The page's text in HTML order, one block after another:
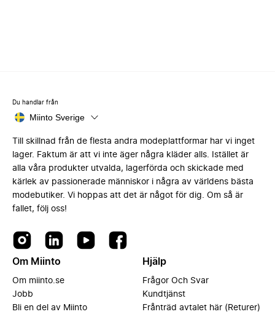
Du handlar från
Miinto Sverige
Till skillnad från de flesta andra modeplattformar har vi inget
lager. Faktum är att vi inte äger några kläder alls. Istället är
alla våra produkter utvalda, lagerförda och skickade med
kärlek av passionerade människor i några av världens bästa
modebutiker. Vi hoppas att det är något för dig. Om så är
fallet, följ oss!
Om Miinto
Om miinto.se
Jobb
Bli en del av Miinto
Hjälp
Frågor Och Svar
Kundtjänst
Frånträd avtalet här (Returer)